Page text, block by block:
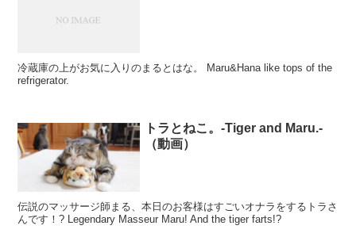
冷蔵庫の上がお気に入りのまるとはな。 Maru&Hana like tops of the
refrigerator.
トラとねこ。-Tiger and Maru.-
（動画）
伝説のマッサージ師まる、本日のお客様はすごいオナラをするトラさ
んです！? Legendary Masseur Maru! And the tiger farts!?